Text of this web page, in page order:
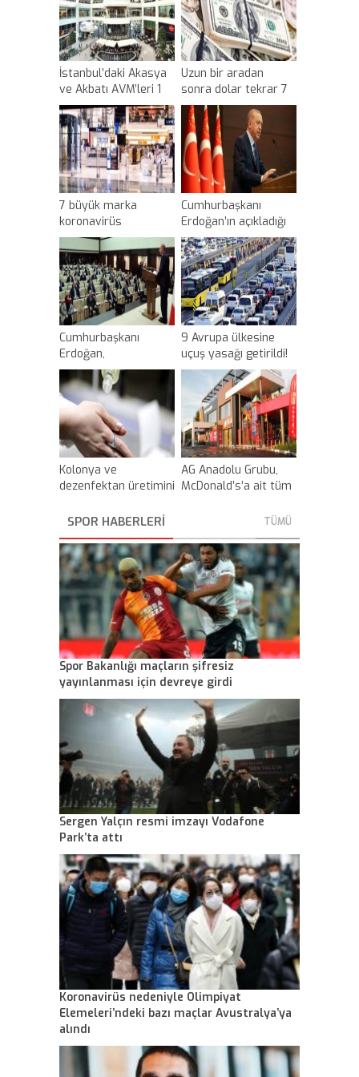
İstanbul’daki Akasya
ve Akbatı AVM’leri 1
Haziran’da açılacak
Uzun bir aradan
sonra dolar tekrar 7
liranın üstüne çıktı
7 büyük marka
koronavirüs
nedeniyle
mağazalarını
açmama kararı aldı
Cumhurbaşkanı
Erdoğan’ın açıkladığı
tedbir paketiyle ilgili
ekonomi dünyasından
ilk yorumlar geldi
Cumhurbaşkanı
Erdoğan,
koronavirüse karşı
alınan 21 tedbiri
açıkladı
9 Avrupa ülkesine
uçuş yasağı getirildi!
Kolonya ve
dezenfektan üretimini
karıştırma
zorunluluğu askıya
alındı
AG Anadolu Grubu,
McDonald’s’a ait tüm
SPOR HABERLERİ TÜMÜ
Spor Bakanlığı maçların şifresiz
yayınlanması için devreye girdi
Sergen Yalçın resmi imzayı Vodafone
Park’ta attı
Koronavirüs nedeniyle Olimpiyat
Elemeleri’ndeki bazı maçlar Avustralya’ya
alındı